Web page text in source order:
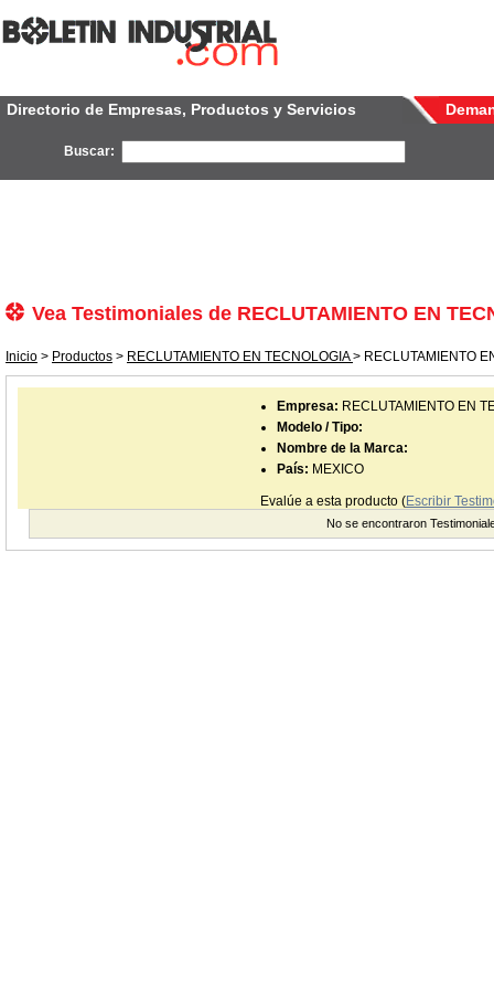
Directorio de Empresas, Productos y Servicios
Buscar:
Vea Testimoniales de RECLUTAMIENTO EN
Inicio > Productos > RECLUTAMIENTO EN TECNOLOGIA> RECLUTAMIENTO
Empresa: RECLUTAMIENTO EN
Modelo / Tipo:
Nombre de la Marca:
País: MEXICO
Evalúe a esta producto (Escribir
No se encontraron